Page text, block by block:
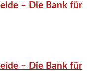
– Die Bank für
– Die Bank für